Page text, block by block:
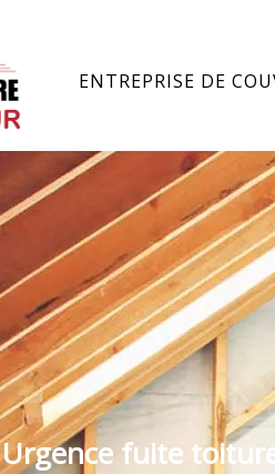
ENTREPRISE DE
Urgence fuite